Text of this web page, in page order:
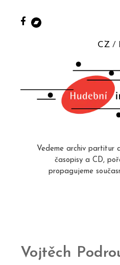
CZ
Vedeme archiv partitur
časopisy a CD,
propagujeme
Vojtěch